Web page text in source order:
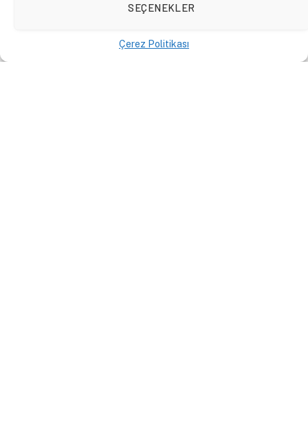
SEÇENEKLER
Çerez Politikası